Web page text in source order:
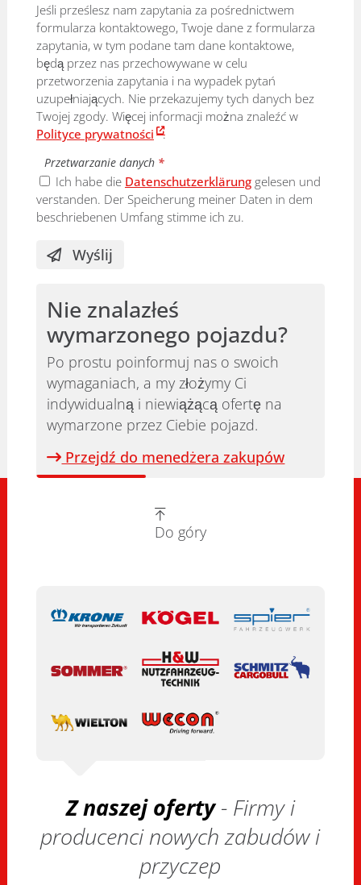
Jeśli prześlesz nam zapytania za pośrednictwem
formularza kontaktowego, Twoje dane z formularza
zapytania, w tym podane tam dane kontaktowe,
będą przez nas przechowywane w celu
przetworzenia zapytania i na wypadek pytań
uzupełniających. Nie przekazujemy tych danych bez
Twojej zgody. Więcej informacji można znaleźć w
Polityce prywatności .
Przetwarzanie danych *
Ich habe die Datenschutzerklärunggelesen und
verstanden. Der Speicherung meiner Daten in dem
beschriebenen Umfang stimme ich zu.
Wyślij
Nie znalazłeś
wymarzonego pojazdu?
Po prostu poinformuj nas o swoich
wymaganiach, a my złożymy Ci
indywidualną i niewiążącą ofertę na
wymarzone przez Ciebie pojazd.
Przejdź do menedżera zakupów
Do góry
Z naszej oferty- Firmy i
producenci nowych zabudów i
przyczep